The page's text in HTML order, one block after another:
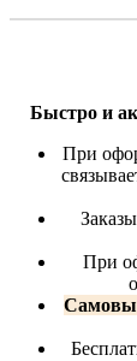
Быстро и
При
При